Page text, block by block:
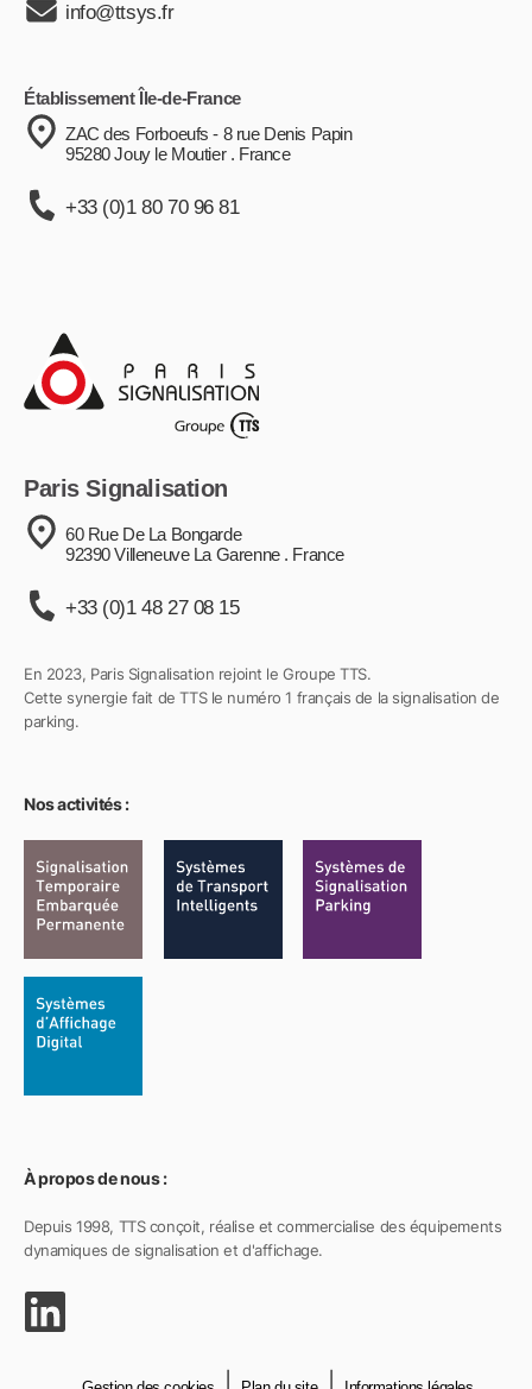
info@ttsys.fr
Établissement Île-de-France
ZAC des Forboeufs - 8 rue Denis Papin
95280 Jouy le Moutier . France
+33 (0)1 80 70 96 81
Paris Signalisation
60 Rue De La Bongarde
92390 Villeneuve La Garenne . France
+33 (0)1 48 27 08 15
En 2023, Paris Signalisation rejoint le Groupe TTS.
Cette synergie fait de TTS le numéro 1 français de la signalisation de
parking.
Nos activités :
À propos de nous :
Depuis 1998, TTS conçoit, réalise et commercialise des équipements
dynamiques de signalisation et d'affichage.